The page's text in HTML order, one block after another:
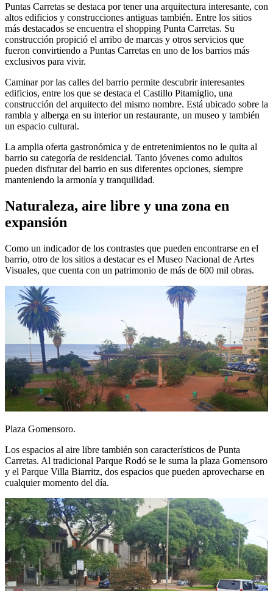
Puntas Carretas se destaca por tener una arquitectura interesante, con
altos edificios y construcciones antiguas también. Entre los sitios
más destacados se encuentra el shopping Punta Carretas. Su
construcción propició el arribo de marcas y otros servicios que
fueron convirtiendo a Puntas Carretas en uno de los barrios más
exclusivos para vivir.
Caminar por las calles del barrio permite descubrir interesantes
edificios, entre los que se destaca el Castillo Pitamiglio, una
construcción del arquitecto del mismo nombre. Está ubicado sobre la
rambla y alberga en su interior un restaurante, un museo y también
un espacio cultural.
La amplia oferta gastronómica y de entretenimientos no le quita al
barrio su categoría de residencial. Tanto jóvenes como adultos
pueden disfrutar del barrio en sus diferentes opciones, siempre
manteniendo la armonía y tranquilidad.
Naturaleza, aire libre y una zona en
expansión
Como un indicador de los contrastes que pueden encontrarse en el
barrio, otro de los sitios a destacar es el Museo Nacional de Artes
Visuales, que cuenta con un patrimonio de más de 600 mil obras.
Plaza Gomensoro.
Los espacios al aire libre también son característicos de Punta
Carretas. Al tradicional Parque Rodó se le suma la plaza Gomensoro
y el Parque Villa Biarritz, dos espacios que pueden aprovecharse en
cualquier momento del día.